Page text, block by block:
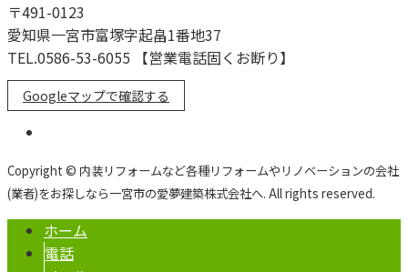
〒491-0123
愛知県一宮市富塚字起畠1番地37
TEL.0586-53-6055 【営業電話固くお断り】
Googleマップで確認する
Copyright © 内装リフォームなど各種リフォームやリノベーションの会社
(業者)をお探しなら一宮市の愛夢建築株式会社へ. All rights reserved.
ホーム
電話